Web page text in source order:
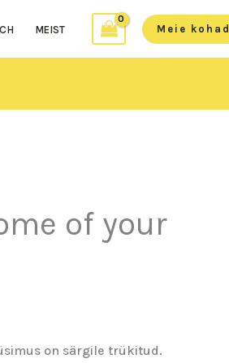
MEIST Meie kohad
of your
on särgile trükitud.